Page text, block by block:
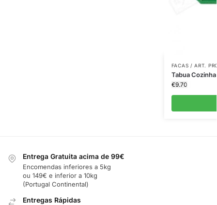
FACAS / ART.
Tabua
€9.70
Entrega Gratuita acima de 99€
Encomendas inferiores a 5kg
ou 149€ e inferior a 10kg
(Portugal Continental)
Entregas Rápidas